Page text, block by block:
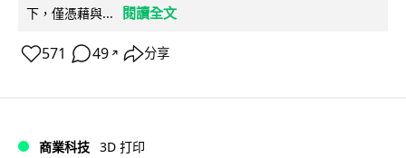
下，僅憑藉與...
閱讀全文
571 49 ↗ 分享
商業科技 3D 打印